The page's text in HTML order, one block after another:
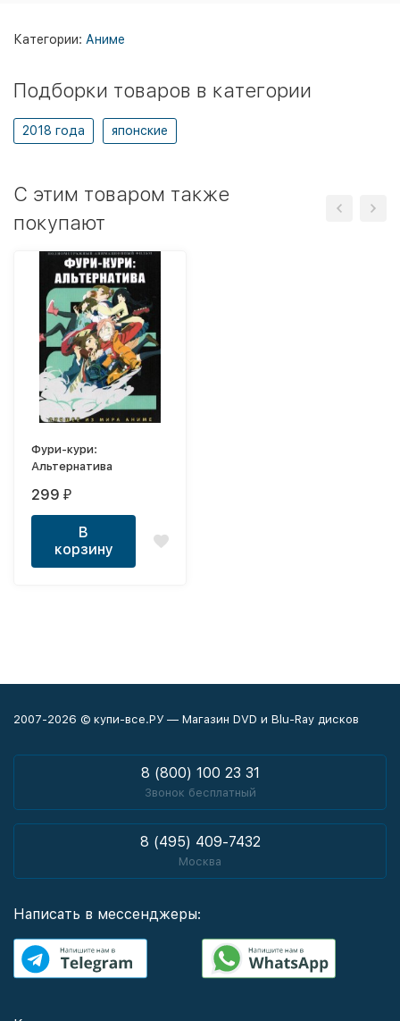
Категории: Аниме
Подборки товаров в категории
2018 года японские
C этим товаром также
покупают
Фури-кури:
Альтернатива
299 ₽
В
корзину
2007-2026 © купи-все.РУ — Магазин DVD и Blu-Ray дисков
8 (800) 100 23 31
Звонок бесплатный
8 (495) 409-7432
Москва
Написать в мессенджеры: